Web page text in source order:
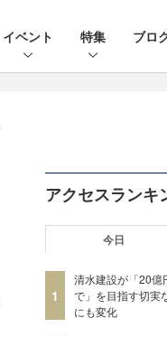
イベント 特集 ブロ
アクセスランキ
今日
1
清水建設が「20億
で」を目指す切実
にも変化